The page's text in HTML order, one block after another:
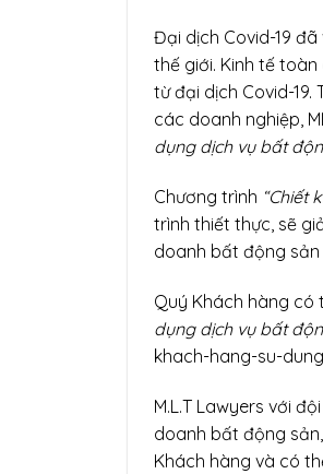
Đại dịch Covid-19
thế giới. Kinh tế
từ đại dịch Covid-19.
các doanh nghiệp,
dụng dịch vụ bất
Chương trình “Chiết
trình thiết thực, sẽ
doanh bất động sản
Quý Khách hàng có
dụng dịch vụ bất
khach-hang-su-
M.L.T Lawyers với
doanh bất động
Khách hàng và có